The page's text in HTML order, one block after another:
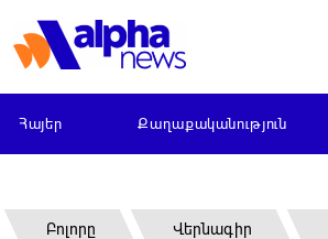
Հայեր Քաղաքականություն
Բոլորը Վերնագիր